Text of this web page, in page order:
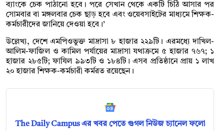
ব্যাংকে চেক পাঠানো হবে। পরে সেখান থেকে একটি চিঠি আসার পর
সোমবার বা মঙ্গলবার চেক ছাড় হবে এবং ওয়েবসাইটের মাধ্যমে শিক্ষক-
কর্মচারীদের জানিয়ে দেওয়া হবে।’
উল্লেখ্য, দেশে এমপিওভুক্ত মাদ্রাসা ৮ হাজার ২২৯টি। এরমধ্যে দাখিল-
আলিম-ফাজিল ও কামিল পর্যায়ের মাদ্রাসা যথাক্রমে ৫ হাজার ৭৬৭; ১
হাজার ২৮৫টি; ফাযিল ৯৯৩টি ও ১৮৪টি। এসব প্রতিষ্ঠানে প্রায় ১ লাখ
২০ হাজার শিক্ষক-কর্মচারী কর্মরত রয়েছেন।
The Daily Campus এর খবর পেতে গুগল নিউজ চ্যানেল ফলো